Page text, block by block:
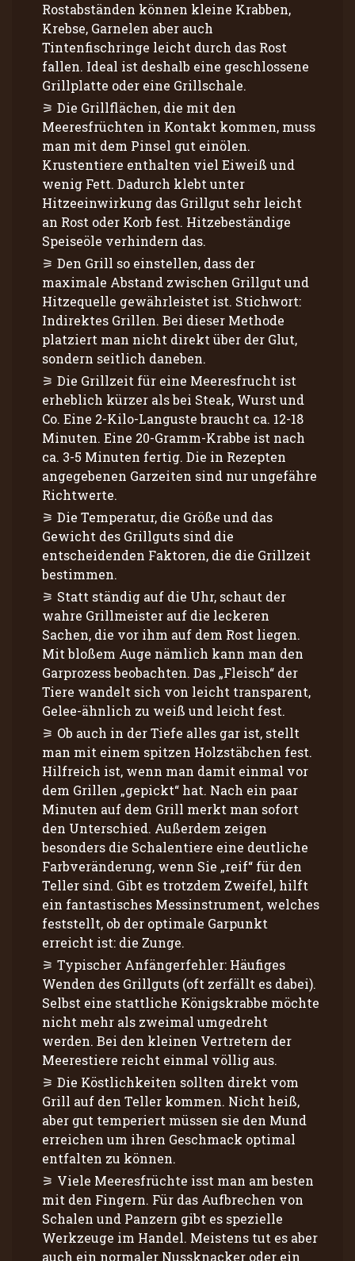
Rostabständen können kleine Krabben,
Krebse, Garnelen aber auch
Tintenfischringe leicht durch das Rost
fallen. Ideal ist deshalb eine geschlossene
Grillplatte oder eine Grillschale.
Die Grillflächen, die mit den
Meeresfrüchten in Kontakt kommen, muss
man mit dem Pinsel gut einölen.
Krustentiere enthalten viel Eiweiß und
wenig Fett. Dadurch klebt unter
Hitzeeinwirkung das Grillgut sehr leicht
an Rost oder Korb fest. Hitzebeständige
Speiseöle verhindern das.
Den Grill so einstellen, dass der
maximale Abstand zwischen Grillgut und
Hitzequelle gewährleistet ist. Stichwort:
Indirektes Grillen. Bei dieser Methode
platziert man nicht direkt über der Glut,
sondern seitlich daneben.
Die Grillzeit für eine Meeresfrucht ist
erheblich kürzer als bei Steak, Wurst und
Co. Eine 2-Kilo-Languste braucht ca. 12-18
Minuten. Eine 20-Gramm-Krabbe ist nach
ca. 3-5 Minuten fertig. Die in Rezepten
angegebenen Garzeiten sind nur ungefähre
Richtwerte.
Die Temperatur, die Größe und das
Gewicht des Grillguts sind die
entscheidenden Faktoren, die die Grillzeit
bestimmen.
Statt ständig auf die Uhr, schaut der
wahre Grillmeister auf die leckeren
Sachen, die vor ihm auf dem Rost liegen.
Mit bloßem Auge nämlich kann man den
Garprozess beobachten. Das „Fleisch“ der
Tiere wandelt sich von leicht transparent,
Gelee-ähnlich zu weiß und leicht fest.
Ob auch in der Tiefe alles gar ist, stellt
man mit einem spitzen Holzstäbchen fest.
Hilfreich ist, wenn man damit einmal vor
dem Grillen „gepickt“ hat. Nach ein paar
Minuten auf dem Grill merkt man sofort
den Unterschied. Außerdem zeigen
besonders die Schalentiere eine deutliche
Farbveränderung, wenn Sie „reif“ für den
Teller sind. Gibt es trotzdem Zweifel, hilft
ein fantastisches Messinstrument, welches
feststellt, ob der optimale Garpunkt
erreicht ist: die Zunge.
Typischer Anfängerfehler: Häufiges
Wenden des Grillguts (oft zerfällt es dabei).
Selbst eine stattliche Königskrabbe möchte
nicht mehr als zweimal umgedreht
werden. Bei den kleinen Vertretern der
Meerestiere reicht einmal völlig aus.
Die Köstlichkeiten sollten direkt vom
Grill auf den Teller kommen. Nicht heiß,
aber gut temperiert müssen sie den Mund
erreichen um ihren Geschmack optimal
entfalten zu können.
Viele Meeresfrüchte isst man am besten
mit den Fingern. Für das Aufbrechen von
Schalen und Panzern gibt es spezielle
Werkzeuge im Handel. Meistens tut es aber
auch ein normaler Nussknacker oder ein